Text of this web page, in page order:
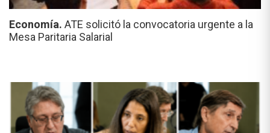
Economía. ATE solicitó la convocatoria urgente a la
Mesa Paritaria Salarial